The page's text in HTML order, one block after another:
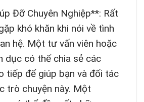
Đỡ Chuyên Nghiệp**: Rất
khó khăn khi nói về tình
hệ. Một tư vấn viên hoặc
dục có thể chia sẻ các
tiếp để giúp bạn và đối tác
trò chuyện này. Một